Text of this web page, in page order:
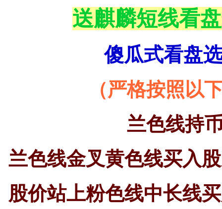
送麒麟短线看
傻瓜式看盘
（严格按照以
兰色线持
兰色线金叉黄色线买入
股价站上粉色线中长线